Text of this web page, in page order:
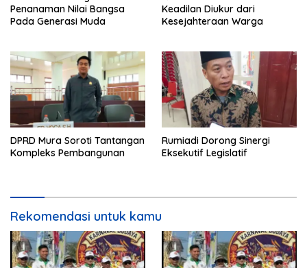
Penanaman Nilai Bangsa
Pada Generasi Muda
Keadilan Diukur dari
Kesejahteraan Warga
DPRD Mura Soroti Tantangan
Kompleks Pembangunan
Rumiadi Dorong Sinergi
Eksekutif Legislatif
Rekomendasi untuk kamu